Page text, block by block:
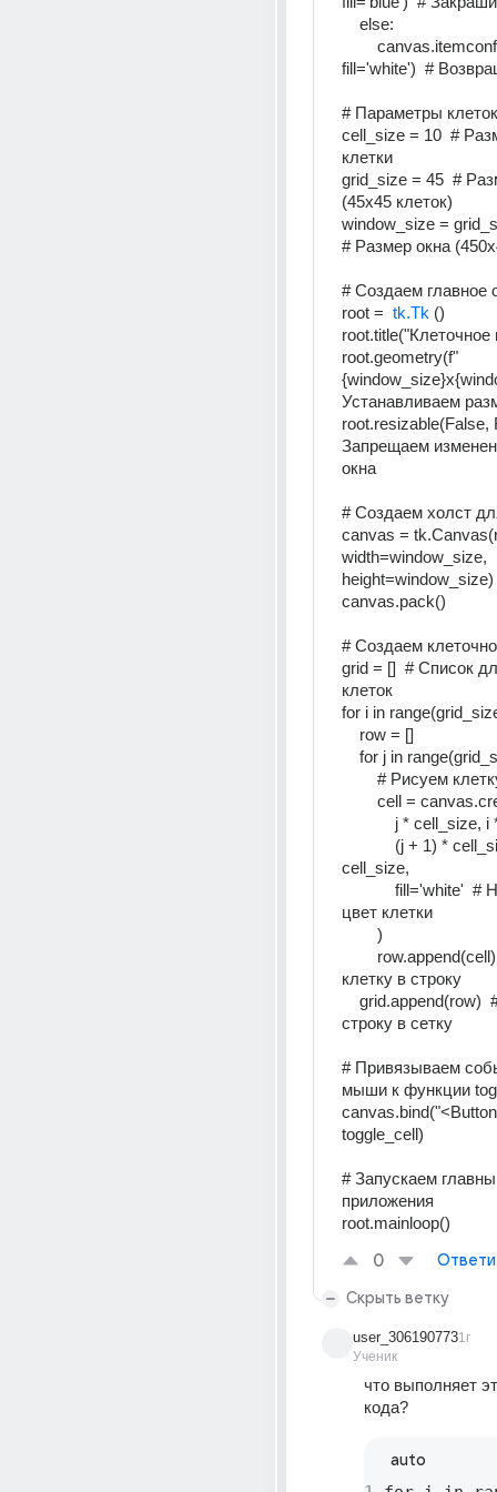
    else:
# Параметры
cell_size = 10  #
клетки
grid_size = 45  #
(45x45 клеток)
window_size =
# Размер окна
# Создаем главное
root = tk.Tk ()
root.geometry(f"
Устанавливаем
root.resizable(False,
Запрещаем
окна
# Создаем холст
canvas =
width=window_size,
height=window_size)
canvas.pack()
# Создаем
grid = []  # Список
клеток
for i in
    row = []
for j in
# Рисуем
j *
cell_size,
цвет клетки
        )
клетку в строку
строку в сетку
# Привязываем
мыши к функции
toggle_cell)
# Запускаем
приложения
root.mainloop()
0
Скрыть ветку
user_306190773
Ученик
1г
что выполняет
кода?
auto